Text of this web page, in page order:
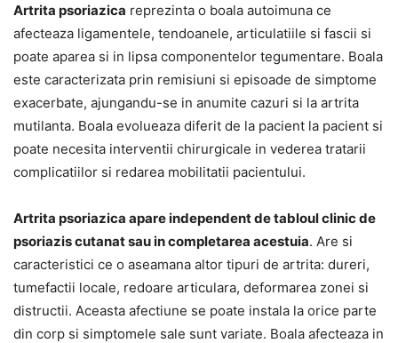
Artrita psoriazica reprezinta o boala autoimuna ce
afecteaza ligamentele, tendoanele, articulatiile si fascii si
poate aparea si in lipsa componentelor tegumentare. Boala
este caracterizata prin remisiuni si episoade de simptome
exacerbate, ajungandu-se in anumite cazuri si la artrita
mutilanta. Boala evolueaza diferit de la pacient la pacient si
poate necesita interventii chirurgicale in vederea tratarii
complicatiilor si redarea mobilitatii pacientului.
Artrita psoriazica apare independent de tabloul clinic de
psoriazis cutanat sau in completarea acestuia. Are si
caracteristici ce o aseamana altor tipuri de artrita: dureri,
tumefactii locale, redoare articulara, deformarea zonei si
distructii. Aceasta afectiune se poate instala la orice parte
din corp si simptomele sale sunt variate. Boala afecteaza in